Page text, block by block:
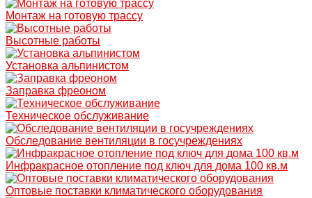
Монтаж на готовую трассу
Высотные работы
Установка альпинистом
Заправка фреоном
Техническое обслуживание
Обследование вентиляции в госучреждениях
Инфракрасное отопление под ключ для дома 100 кв.м
Оптовые поставки климатического оборудования